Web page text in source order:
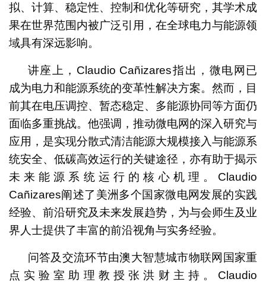
拟、计算、稳定性、控制和优化等研究，其学术成
果在世界范围内被广泛引用，在全球电力与能源领
域具有深远影响。
讲座上，Claudio Cañizares指出，微电网已
成为电力和能源系统的变革性解决方案。然而，目
前其在电压调控、暂态稳定、多能源协同等方面仍
面临多重挑战。他强调，推动微电网的深入研究与
应用，是实现分散式清洁能源大规模接入与能源系
统安全、低碳高效运行的关键途径，亦有助于揭示
未来能源系统运行的核心机理。Claudio
Cañizares阐述了美洲多个国家微电网发展的实践
经验、前沿研究及未来发展趋势，为与会师生及业
界人士提供了丰富的前沿视角与实务经验。
问答及交流环节由澳大智慧城市物联网国家重
点实验室助理教授张洪财主持。Claudio